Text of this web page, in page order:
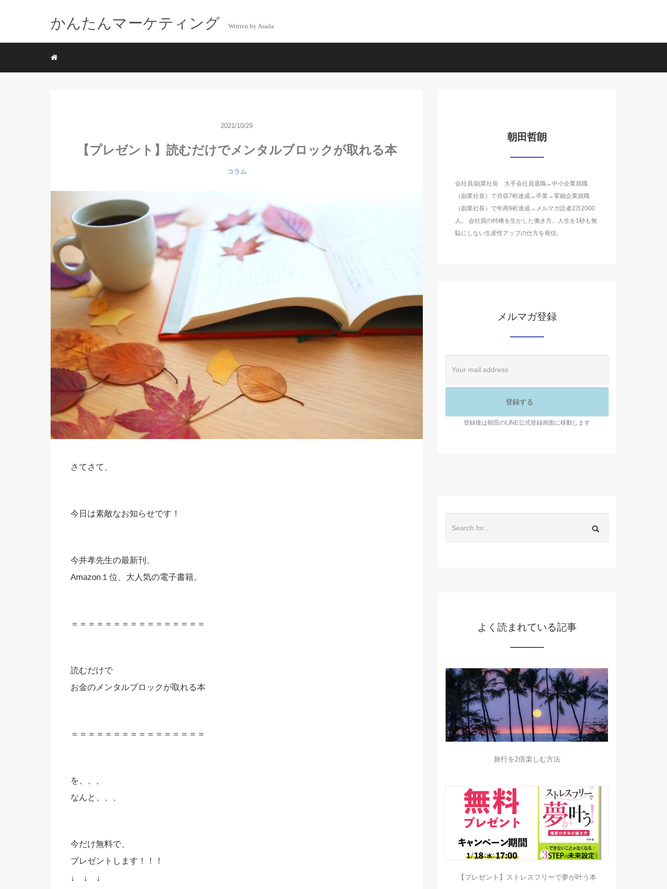
かんたんマーケティング Written by Asada
2021/10/29
【プレゼント】読むだけでメンタルブロックが取れる本
コラム
さてさて、
今日は素敵なお知らせです！
今井孝先生の最新刊、
Amazon１位、大人気の電子書籍。
＝＝＝＝＝＝＝＝＝＝＝＝＝＝＝＝
読むだけで
お金のメンタルブロックが取れる本
＝＝＝＝＝＝＝＝＝＝＝＝＝＝＝＝
を、、、
なんと、、、
今だけ無料で、
プレゼントします！！！
↓ ↓ ↓
朝田哲朗
会社員/副業社長 大手会社員退職→中小企業就職
（副業社長）で月収7桁達成→卒業→零細企業就職
（副業社長）で年商9桁達成→メルマガ読者2万2000
人。 会社員の特権を生かした働き方、人生を1秒も無
駄にしない生産性アップの仕方を発信。
メルマガ登録
登録後は朝田のLINE公式登録画面に移動します
よく読まれている記事
旅行を2倍楽しむ方法
【プレゼント】ストレスフリーで夢が叶う本